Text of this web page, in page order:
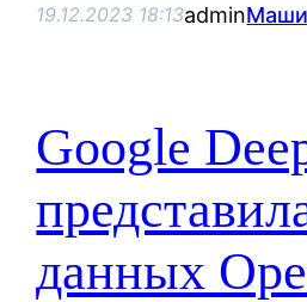
19.12.2023 18:13admin
Google
данных